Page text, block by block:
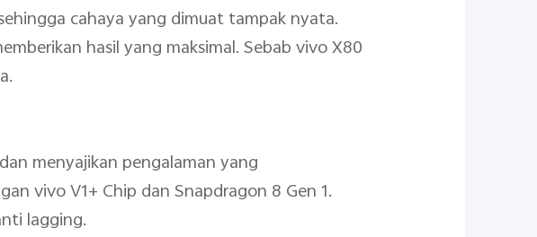
cahaya yang dimuat tampak nyata.
hasil yang maksimal. Sebab vivo X80
menyajikan pengalaman yang
vivo V1+ Chip dan Snapdragon 8 Gen 1.
lagging.